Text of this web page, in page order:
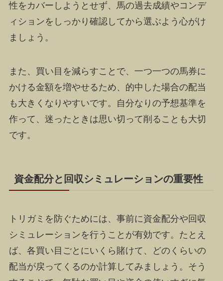
性をカバーしようとせず、馬の過去成績やコンデ
ィションをしっかり確認してから選ぶよう心がけ
ましょう。
また、買い目を減らすことで、一つ一つの馬券に
かける金額を増やせるため、的中した場合の配当
も大きくなりやすいです。自分なりの予想基準を
作って、迷ったときは思い切って削ることも大切
です。
資金配分と回収シミュレーションの重要性
トリガミを防ぐためには、事前に資金配分や回収
シミュレーションを行うことが有効です。たとえ
ば、各買い目ごとにいくら賭けて、どのくらいの
配当が戻ってくるのか計算してみましょう。そう